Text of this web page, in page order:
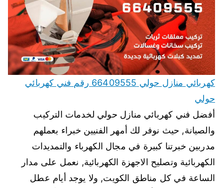
كهربائي منازل حولي 66409555 رقم فني كهربائي
حولي
أفضل فني كهربائي منازل حولي لخدمات التركيب
والصيانة, حيث نوفر لك أمهر الفنيين خبراء بعملهم
مدربين خبرتنا كبيرة في مجال الكهرباء والتمديدات
الكهربائية وتصليح الاجهزة الكهربائية, نعمل على مدار
الساعة في كل مناطق الكويت, ولا يوجد أيام عطل